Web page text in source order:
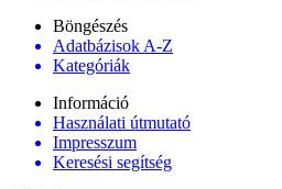
Böngészés
Adatbázisok A-Z
Kategóriák
Információ
Használati útmutató
Impresszum
Keresési segítség